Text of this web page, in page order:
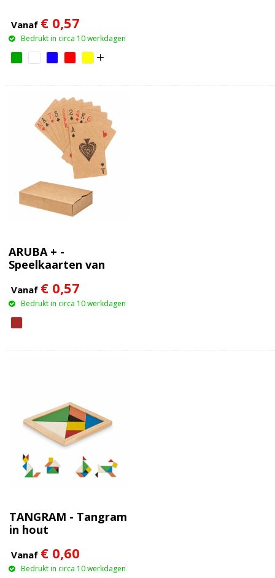
Vanaf € 0,57
Bedrukt in circa 10 werkdagen
ARUBA + -
Speelkaarten van
Vanaf € 0,57
Bedrukt in circa 10 werkdagen
TANGRAM - Tangram
in hout
Vanaf € 0,60
Bedrukt in circa 10 werkdagen